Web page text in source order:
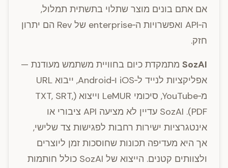
אם אתם בונים מוצר שתלוי בתשתית תמלול,
ה‑API ואפשרויות ה‑enterprise של Rev הם יתרון
חזק.
SozAI מתמקדת כיום בחוויית משתמש מעודנת —
אפליקציות לנייד ל‑iOS ו‑Android, ייבוא URL
מ‑YouTube, סיכומי LeMUR וייצוא (TXT, SRT,
PDF). SozAI עדיין לא מציעה API ציבורי או
אינטגרציות ישירות רחבות לפגישות צד שלישי,
אך היא מעדיפה תכונות שחוסכות זמן ליוצרים
ולצוותים קטנים. הייצוא של SozAI כולל חותמות